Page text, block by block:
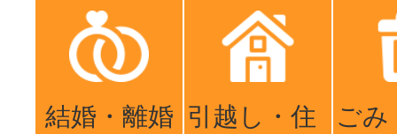
結婚・離婚 引越し・住 ごみ